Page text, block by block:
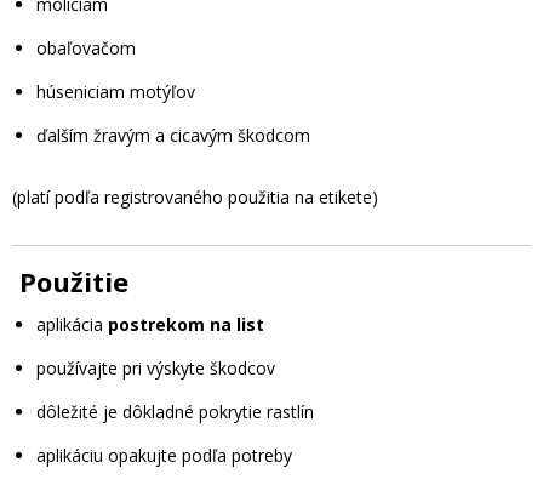
obaľovačom
húseniciam motýľov
ďalším žravým a cicavým škodcom
(platí podľa registrovaného použitia na etikete)
Použitie
aplikácia postrekom na list
používajte pri výskyte škodcov
dôležité je dôkladné pokrytie rastlín
aplikáciu opakujte podľa potreby